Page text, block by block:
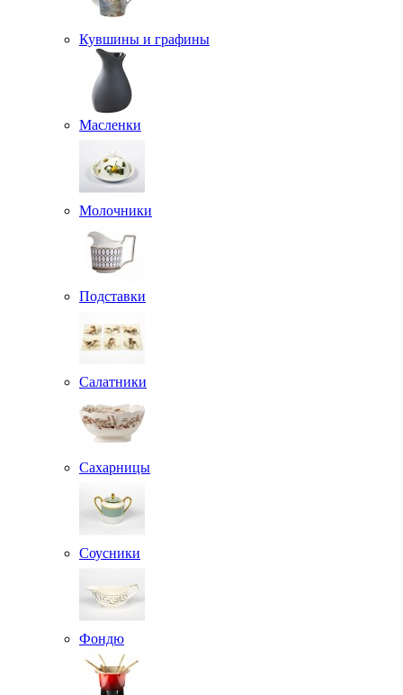
Кувшины и графины
Масленки
Молочники
Подставки
Салатники
Сахарницы
Соусники
Фондю